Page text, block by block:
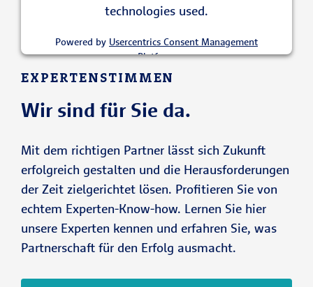
technologies used.
Powered by Usercentrics Consent Management
Platform
EXPERTENSTIMMEN
Wir sind für Sie da.
Mit dem richtigen Partner lässt sich Zukunft
erfolgreich gestalten und die Herausforderungen
der Zeit zielgerichtet lösen. Profitieren Sie von
echtem Experten-Know-how. Lernen Sie hier
unsere Experten kennen und erfahren Sie, was
Partnerschaft für den Erfolg ausmacht.